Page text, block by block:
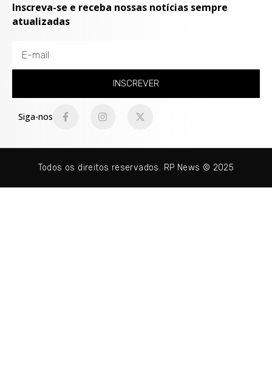
Inscreva-se e receba nossas notícias sempre
atualizadas
INSCREVER
Siga-nos
Todos os direitos reservados. RP News © 2025